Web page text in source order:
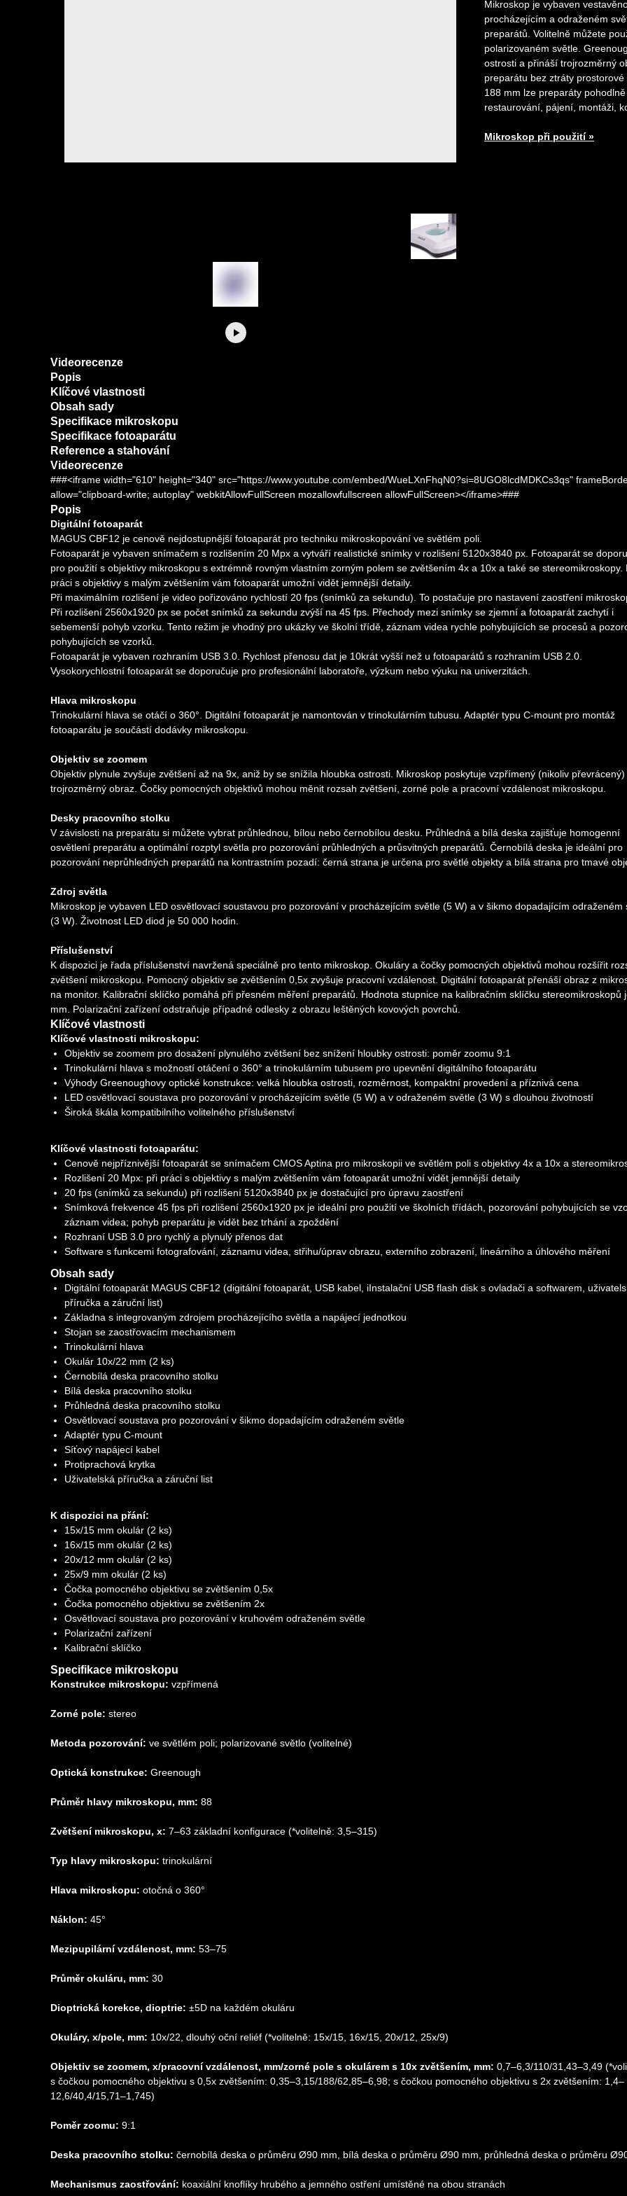
Mikroskop je vybaven
procházejícím a odraženém
preparátů. Volitelně můžete
polarizovaném světle.
ostrosti a přináší trojrozměrný
preparátu bez ztráty
188 mm lze preparáty
restaurování, pájení, montáži,
Mikroskop při použití »
Videorecenze
Popis
Klíčové vlastnosti
Obsah sady
Specifikace mikroskopu
Specifikace fotoaparátu
Reference a stahování
Videorecenze
###<iframe width="610" height="340" src="https://www.youtube.com/embed/WueLXnFhqN0?si=8UGO8lcdMDKCs3qs"
allow="clipboard-write; autoplay" webkitAllowFullScreen mozallowfullscreen allowFullScreen></iframe>###
Popis
Digitální fotoaparát
MAGUS CBF12 je cenově nejdostupnější fotoaparát pro techniku mikroskopování ve světlém poli.
Fotoaparát je vybaven snímačem s rozlišením 20 Mpx a vytváří realistické snímky v rozlišení 5120x3840 px. Fotoaparát se
pro použití s objektivy mikroskopu s extrémně rovným vlastním zorným polem se zvětšením 4x a 10x a také se stereomikroskopy.
práci s objektivy s malým zvětšením vám fotoaparát umožní vidět jemnější detaily.
Při maximálním rozlišení je video pořizováno rychlostí 20 fps (snímků za sekundu). To postačuje pro nastavení zaostření
Při rozlišení 2560x1920 px se počet snímků za sekundu zvýší na 45 fps. Přechody mezi snímky se zjemní a fotoaparát zachytí i
sebemenší pohyb vzorku. Tento režim je vhodný pro ukázky ve školní třídě, záznam videa rychle pohybujících se procesů a
pohybujících se vzorků.
Fotoaparát je vybaven rozhraním USB 3.0. Rychlost přenosu dat je 10krát vyšší než u fotoaparátů s rozhraním USB 2.0.
Vysokorychlostní fotoaparát se doporučuje pro profesionální laboratoře, výzkum nebo výuku na univerzitách.
Hlava mikroskopu
Trinokulární hlava se otáčí o 360°. Digitální fotoaparát je namontován v trinokulárním tubusu. Adaptér typu C-mount pro montáž
fotoaparátu je součástí dodávky mikroskopu.
Objektiv se zoomem
Objektiv plynule zvyšuje zvětšení až na 9x, aniž by se snížila hloubka ostrosti. Mikroskop poskytuje vzpřímený (nikoliv převrácený)
trojrozměrný obraz. Čočky pomocných objektivů mohou měnit rozsah zvětšení, zorné pole a pracovní vzdálenost mikroskopu.
Desky pracovního stolku
V závislosti na preparátu si můžete vybrat průhlednou, bílou nebo černobílou desku. Průhledná a bílá deska zajišťuje homogenní
osvětlení preparátu a optimální rozptyl světla pro pozorování průhledných a průsvitných preparátů. Černobílá deska je ideální pro
pozorování neprůhledných preparátů na kontrastním pozadí: černá strana je určena pro světlé objekty a bílá strana pro tmavé
Zdroj světla
Mikroskop je vybaven LED osvětlovací soustavou pro pozorování v procházejícím světle (5 W) a v šikmo dopadajícím odraženém
(3 W). Životnost LED diod je 50 000 hodin.
Příslušenství
K dispozici je řada příslušenství navržená speciálně pro tento mikroskop. Okuláry a čočky pomocných objektivů mohou rozšířit
zvětšení mikroskopu. Pomocný objektiv se zvětšením 0,5x zvyšuje pracovní vzdálenost. Digitální fotoaparát přenáší obraz z
na monitor. Kalibrační sklíčko pomáhá při přesném měření preparátů. Hodnota stupnice na kalibračním sklíčku stereomikroskopů
mm. Polarizační zařízení odstraňuje případné odlesky z obrazu leštěných kovových povrchů.
Klíčové vlastnosti
Klíčové vlastnosti mikroskopu:
Objektiv se zoomem pro dosažení plynulého zvětšení bez snížení hloubky ostrosti: poměr zoomu 9:1
Trinokulární hlava s možností otáčení o 360° a trinokulárním tubusem pro upevnění digitálního fotoaparátu
Výhody Greenoughovy optické konstrukce: velká hloubka ostrosti, rozměrnost, kompaktní provedení a příznivá cena
LED osvětlovací soustava pro pozorování v procházejícím světle (5 W) a v odraženém světle (3 W) s dlouhou životností
Široká škála kompatibilního volitelného příslušenství
Klíčové vlastnosti fotoaparátu:
Cenově nejpříznivější fotoaparát se snímačem CMOS Aptina pro mikroskopii ve světlém poli s objektivy 4x a 10x a
Rozlišení 20 Mpx: při práci s objektivy s malým zvětšením vám fotoaparát umožní vidět jemnější detaily
20 fps (snímků za sekundu) při rozlišení 5120x3840 px je dostačující pro úpravu zaostření
Snímková frekvence 45 fps při rozlišení 2560x1920 px je ideální pro použití ve školních třídách, pozorování pohybujících se
záznam videa; pohyb preparátu je vidět bez trhání a zpoždění
Rozhraní USB 3.0 pro rychlý a plynulý přenos dat
Software s funkcemi fotografování, záznamu videa, střihu/úprav obrazu, externího zobrazení, lineárního a úhlového měření
Obsah sady
Digitální fotoaparát MAGUS CBF12 (digitální fotoaparát, USB kabel, iInstalační USB flash disk s ovladači a softwarem,
příručka a záruční list)
Základna s integrovaným zdrojem procházejícího světla a napájecí jednotkou
Stojan se zaostřovacím mechanismem
Trinokulární hlava
Okulár 10x/22 mm (2 ks)
Černobílá deska pracovního stolku
Bílá deska pracovního stolku
Průhledná deska pracovního stolku
Osvětlovací soustava pro pozorování v šikmo dopadajícím odraženém světle
Adaptér typu C-mount
Síťový napájecí kabel
Protiprachová krytka
Uživatelská příručka a záruční list
K dispozici na přání:
15x/15 mm okulár (2 ks)
16x/15 mm okulár (2 ks)
20x/12 mm okulár (2 ks)
25x/9 mm okulár (2 ks)
Čočka pomocného objektivu se zvětšením 0,5x
Čočka pomocného objektivu se zvětšením 2x
Osvětlovací soustava pro pozorování v kruhovém odraženém světle
Polarizační zařízení
Kalibrační sklíčko
Specifikace mikroskopu
Konstrukce mikroskopu: vzpřímená
Zorné pole: stereo
Metoda pozorování: ve světlém poli; polarizované světlo (volitelné)
Optická konstrukce: Greenough
Průměr hlavy mikroskopu, mm: 88
Zvětšení mikroskopu, x: 7–63 základní konfigurace (*volitelně: 3,5–315)
Typ hlavy mikroskopu: trinokulární
Hlava mikroskopu: otočná o 360°
Náklon: 45°
Mezipupilární vzdálenost, mm: 53–75
Průměr okuláru, mm: 30
Dioptrická korekce, dioptrie: ±5D na každém okuláru
Okuláry, x/pole, mm: 10x/22, dlouhý oční reliéf (*volitelně: 15x/15, 16x/15, 20x/12, 25x/9)
Objektiv se zoomem, x/pracovní vzdálenost, mm/zorné pole s okulárem s 10x zvětšením, mm: 0,7–6,3/110/31,43–3,49
s čočkou pomocného objektivu s 0,5x zvětšením: 0,35–3,15/188/62,85–6,98; s čočkou pomocného objektivu s 2x zvětšením: 1,4–
12,6/40,4/15,71–1,745)
Poměr zoomu: 9:1
Deska pracovního stolku: černobílá deska o průměru Ø90 mm, bílá deska o průměru Ø90 mm, průhledná deska o průměru
Mechanismus zaostřování: koaxiální knoflíky hrubého a jemného ostření umístěné na obou stranách